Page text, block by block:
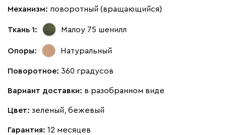
Механизм: поворотный (вращающийся)
Ткань 1: Малоу 75 шенилл
Опоры: Натуральный
Поворотное: 360 градусов
Вариант доставки: в разобранном виде
Цвет: зеленый, бежевый
Гарантия: 12 месяцев